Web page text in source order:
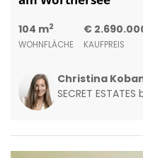
104 m2
WOHNFLÄCHE
€
KAUFPREIS
Christina
SECRET